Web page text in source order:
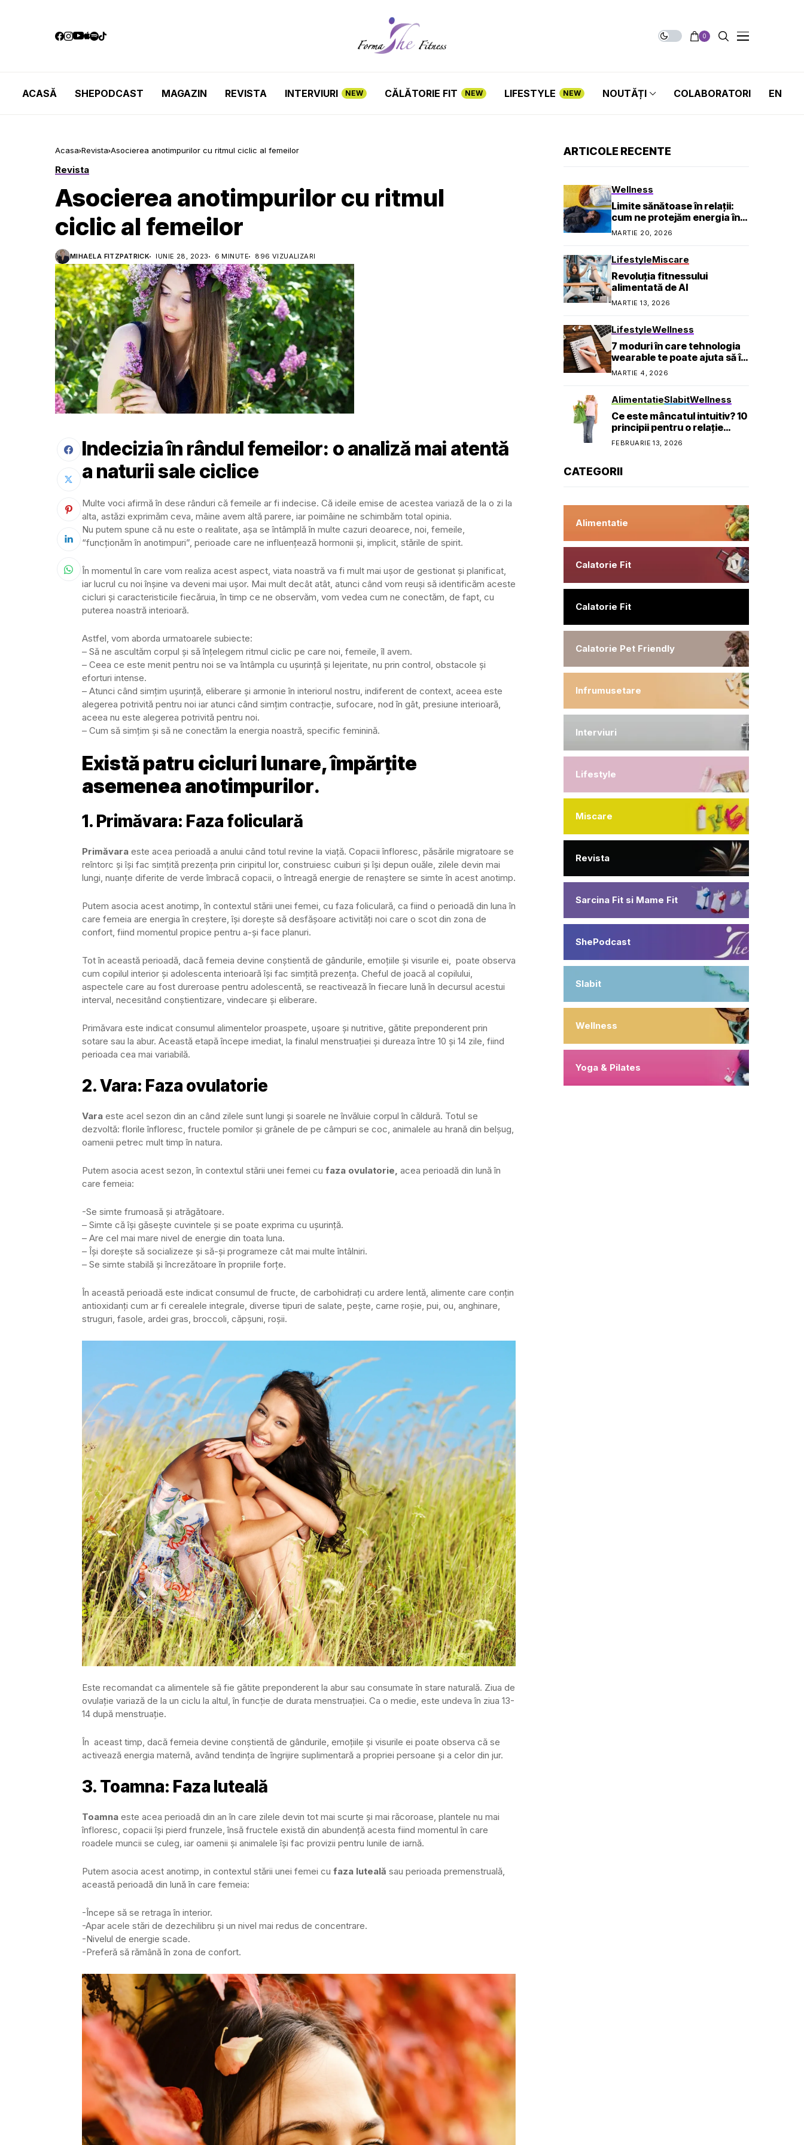
0
ACASĂ SHEPODCAST MAGAZIN REVISTA INTERVIURI NEW CĂLĂTORIE FIT NEW LIFESTYLE NEW NOUTĂȚI COLABORATORI EN
Acasa Revista Asocierea anotimpurilor cu ritmul ciclic al femeilor
Revista
Asocierea anotimpurilor cu ritmul
ciclic al femeilor
MIHAELA FITZPATRICK IUNIE 28, 2023 6 MINUTE 896 VIZUALIZARI
Indecizia în rândul femeilor: o analiză mai atentă
a naturii sale ciclice
Multe voci afirmă în dese rânduri că femeile ar fi indecise. Că ideile emise de acestea variază de la o zi la
alta, astăzi exprimăm ceva, mâine avem altă parere, iar poimâine ne schimbăm total opinia.
Nu putem spune că nu este o realitate, așa se întâmplă în multe cazuri deoarece, noi, femeile,
“funcționăm în anotimpuri”, perioade care ne influențează hormonii și, implicit, stările de spirit.
În momentul în care vom realiza acest aspect, viata noastră va fi mult mai ușor de gestionat și planificat,
iar lucrul cu noi înșine va deveni mai ușor. Mai mult decât atât, atunci când vom reuși să identificăm aceste
cicluri și caracteristicile fiecăruia, în timp ce ne observăm, vom vedea cum ne conectăm, de fapt, cu
puterea noastră interioară.
Astfel, vom aborda urmatoarele subiecte:
– Să ne ascultăm corpul și să înțelegem ritmul ciclic pe care noi, femeile, îl avem.
– Ceea ce este menit pentru noi se va întâmpla cu ușurință și lejeritate, nu prin control, obstacole și
eforturi intense.
– Atunci când simțim ușurință, eliberare și armonie în interiorul nostru, indiferent de context, aceea este
alegerea potrivită pentru noi iar atunci când simțim contracție, sufocare, nod în gât, presiune interioară,
aceea nu este alegerea potrivită pentru noi.
– Cum să simțim și să ne conectăm la energia noastră, specific feminină.
Există patru cicluri lunare, împărțite
asemenea anotimpurilor.
1. Primăvara: Faza foliculară
Primăvara este acea perioadă a anului când totul revine la viață. Copacii înfloresc, păsările migratoare se
reîntorc și își fac simțită prezența prin ciripitul lor, construiesc cuiburi și își depun ouăle, zilele devin mai
lungi, nuanțe diferite de verde îmbracă copacii, o întreagă energie de renaștere se simte în acest anotimp.
Putem asocia acest anotimp, în contextul stării unei femei, cu faza foliculară, ca fiind o perioadă din luna în
care femeia are energia în creștere, își dorește să desfășoare activități noi care o scot din zona de
confort, fiind momentul propice pentru a-și face planuri.
Tot în această perioadă, dacă femeia devine conștientă de gândurile, emoțiile și visurile ei, poate observa
cum copilul interior și adolescenta interioară își fac simțită prezența. Cheful de joacă al copilului,
aspectele care au fost dureroase pentru adolescentă, se reactivează în fiecare lună în decursul acestui
interval, necesitând conștientizare, vindecare și eliberare.
Primăvara este indicat consumul alimentelor proaspete, ușoare și nutritive, gătite preponderent prin
sotare sau la abur. Această etapă începe imediat, la finalul menstruației și dureaza între 10 și 14 zile, fiind
perioada cea mai variabilă.
2. Vara: Faza ovulatorie
Vara este acel sezon din an când zilele sunt lungi și soarele ne învăluie corpul în căldură. Totul se
dezvoltă: florile înfloresc, fructele pomilor și grânele de pe câmpuri se coc, animalele au hrană din belșug,
oamenii petrec mult timp în natura.
Putem asocia acest sezon, în contextul stării unei femei cu faza ovulatorie, acea perioadă din lună în
care femeia:
-Se simte frumoasă și atrăgătoare.
– Simte că își găsește cuvintele și se poate exprima cu ușurință.
– Are cel mai mare nivel de energie din toata luna.
– Își dorește să socializeze și să-și programeze cât mai multe întâlniri.
– Se simte stabilă și încrezătoare în propriile forțe.
În această perioadă este indicat consumul de fructe, de carbohidrați cu ardere lentă, alimente care conțin
antioxidanți cum ar fi cerealele integrale, diverse tipuri de salate, pește, carne roșie, pui, ou, anghinare,
struguri, fasole, ardei gras, broccoli, căpșuni, roșii.
Este recomandat ca alimentele să fie gătite preponderent la abur sau consumate în stare naturală. Ziua de
ovulație variază de la un ciclu la altul, în funcție de durata menstruației. Ca o medie, este undeva în ziua 13-
14 după menstruație.
În aceast timp, dacă femeia devine conștientă de gândurile, emoțiile și visurile ei poate observa că se
activează energia maternă, având tendința de îngrijire suplimentară a propriei persoane și a celor din jur.
3. Toamna: Faza luteală
Toamna este acea perioadă din an în care zilele devin tot mai scurte și mai răcoroase, plantele nu mai
înfloresc, copacii își pierd frunzele, însă fructele există din abundență acesta fiind momentul în care
roadele muncii se culeg, iar oamenii și animalele își fac provizii pentru lunile de iarnă.
Putem asocia acest anotimp, in contextul stării unei femei cu faza luteală sau perioada premenstruală,
această perioadă din lună în care femeia:
-Începe să se retraga în interior.
-Apar acele stări de dezechilibru și un nivel mai redus de concentrare.
-Nivelul de energie scade.
-Preferă să rămână în zona de confort.
ARTICOLE RECENTE
Wellness
Limite sănătoase în relații:
cum ne protejăm energia în
viața socială și profesională
MARTIE 20, 2026
LifestyleMiscare
Revoluția fitnessului
alimentată de AI
MARTIE 13, 2026
LifestyleWellness
7 moduri în care tehnologia
wearable te poate ajuta să îți
atingi obiectivele de
sănătate
MARTIE 4, 2026
AlimentatieSlabitWellness
Ce este mâncatul intuitiv? 10
principii pentru o relație
sănătoasă cu mâncarea
FEBRUARIE 13, 2026
CATEGORII
Alimentatie
Calatorie Fit
Calatorie Fit
Calatorie Pet Friendly
Infrumusetare
Interviuri
Lifestyle
Miscare
Revista
Sarcina Fit si Mame Fit
ShePodcast
Slabit
Wellness
Yoga & Pilates